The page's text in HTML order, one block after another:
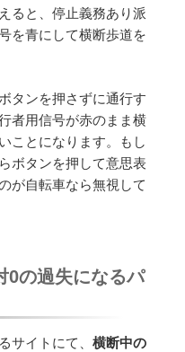
ると、停止義務あり派
を青にして横断歩道を
タンを押さずに通行す
者用信号が赤のまま横
ことになります。もし
ボタンを押して意思表
が自転車なら無視して
0の過失になるパ
サイトにて、 横断中の